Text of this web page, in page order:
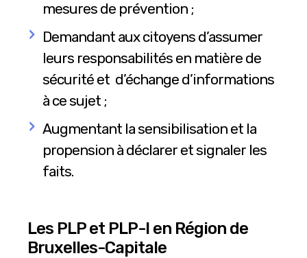
mesures de prévention ;
Demandant aux citoyens d’assumer
leurs responsabilités en matière de
sécurité et d’échange d’informations
à ce sujet ;
Augmentant la sensibilisation et la
propension à déclarer et signaler les
faits.
Les PLP et PLP-I en Région de
Bruxelles-Capitale